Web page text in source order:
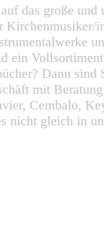
das große
ein
Dann
mit
Cembalo,
nicht gleich in